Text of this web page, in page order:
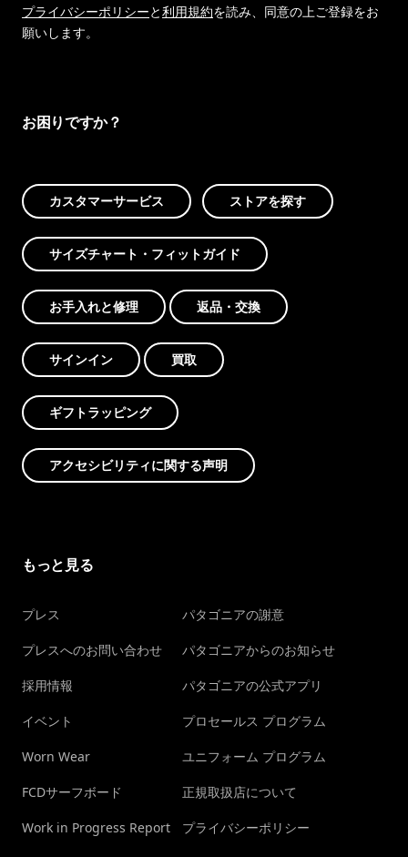
プライバシーポリシーと利用規約を読み、同意の上ご登録をお
願いします。
お困りですか？
カスタマーサービス ストアを探す
サイズチャート・フィットガイド
お手入れと修理 返品・交換
サインイン 買取
ギフトラッピング
アクセシビリティに関する声明
もっと見る
プレス
プレスへのお問い合わせ
採用情報
イベント
Worn Wear
FCDサーフボード
Work in Progress Report
パタゴニアの謝意
パタゴニアからのお知らせ
パタゴニアの公式アプリ
プロセールス プログラム
ユニフォーム プログラム
正規取扱店について
プライバシーポリシー